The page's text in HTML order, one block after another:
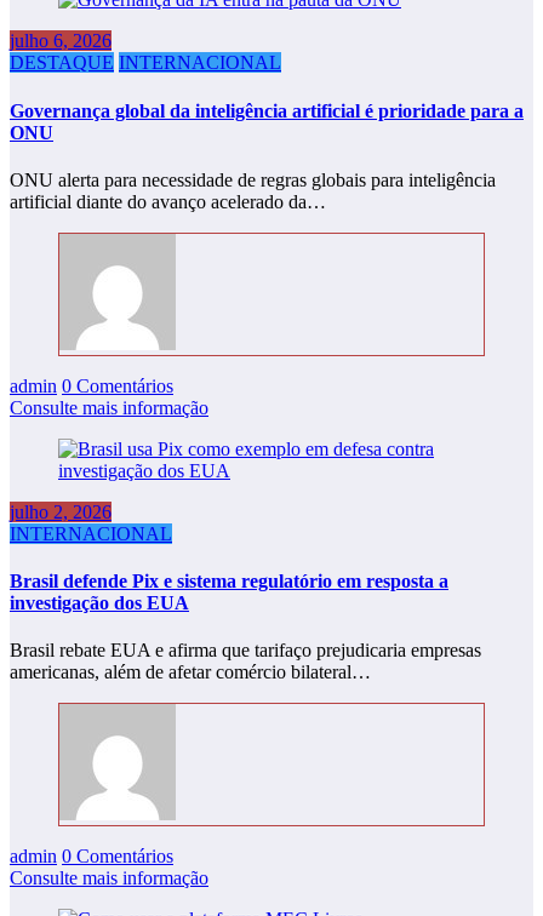
julho 6, 2026
DESTAQUE INTERNACIONAL
Governança global da inteligência artificial é prioridade para a
ONU
ONU alerta para necessidade de regras globais para inteligência
artificial diante do avanço acelerado da…
admin 0 Comentários
Consulte mais informação
julho 2, 2026
INTERNACIONAL
Brasil defende Pix e sistema regulatório em resposta a
investigação dos EUA
Brasil rebate EUA e afirma que tarifaço prejudicaria empresas
americanas, além de afetar comércio bilateral…
admin 0 Comentários
Consulte mais informação